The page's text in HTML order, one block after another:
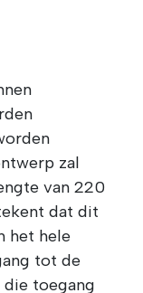
zal
van 220
dat dit
het hele
tot de
toegang